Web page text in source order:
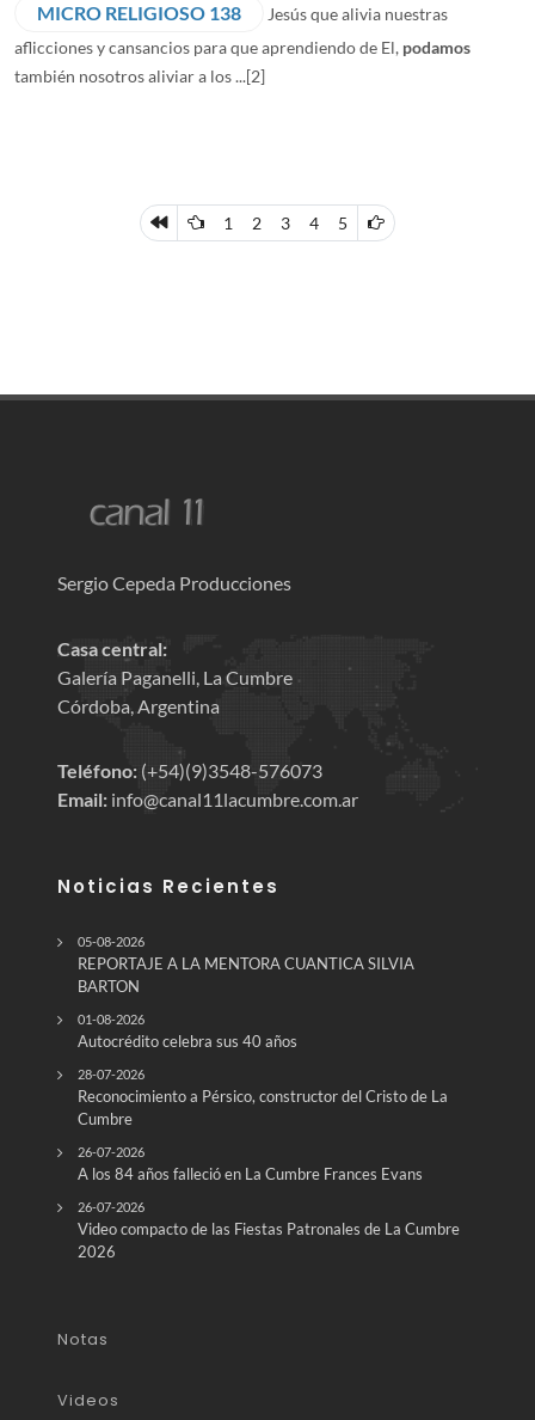
MICRO RELIGIOSO 138
Jesús que alivia nuestras
aflicciones y cansancios para que aprendiendo de El, podamos
también nosotros aliviar a los ...[2]
1 2 3 4 5
Sergio Cepeda Producciones
Casa central:
Galería Paganelli, La Cumbre
Córdoba, Argentina
Teléfono: (+54)(9)3548-576073
Email: info@canal11lacumbre.com.ar
Noticias Recientes
05-08-2026
REPORTAJE A LA MENTORA CUANTICA SILVIA
BARTON
01-08-2026
Autocrédito celebra sus 40 años
28-07-2026
Reconocimiento a Pérsico, constructor del Cristo de La
Cumbre
26-07-2026
A los 84 años falleció en La Cumbre Frances Evans
26-07-2026
Video compacto de las Fiestas Patronales de La Cumbre
2026
Notas
Videos